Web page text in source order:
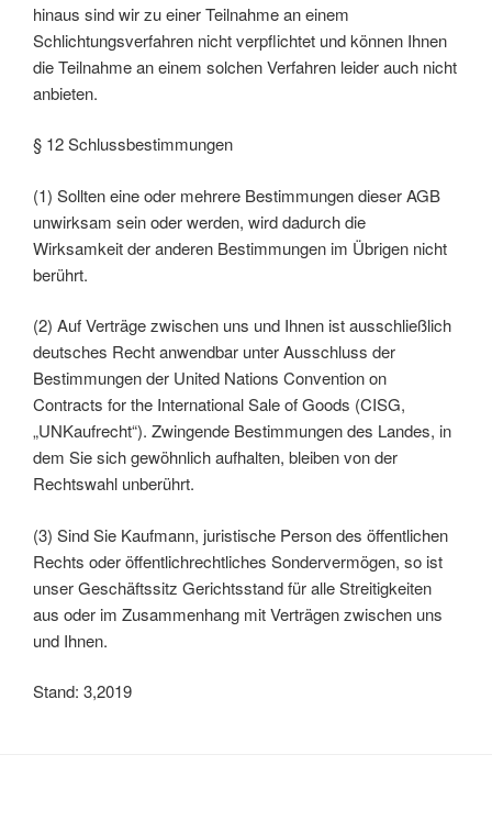
hinaus sind wir zu einer Teilnahme an einem
Schlichtungsverfahren nicht verpflichtet und können Ihnen
die Teilnahme an einem solchen Verfahren leider auch nicht
anbieten.
§ 12 Schlussbestimmungen
(1) Sollten eine oder mehrere Bestimmungen dieser AGB
unwirksam sein oder werden, wird dadurch die
Wirksamkeit der anderen Bestimmungen im Übrigen nicht
berührt.
(2) Auf Verträge zwischen uns und Ihnen ist ausschließlich
deutsches Recht anwendbar unter Ausschluss der
Bestimmungen der United Nations Convention on
Contracts for the International Sale of Goods (CISG,
„UNKaufrecht“). Zwingende Bestimmungen des Landes, in
dem Sie sich gewöhnlich aufhalten, bleiben von der
Rechtswahl unberührt.
(3) Sind Sie Kaufmann, juristische Person des öffentlichen
Rechts oder öffentlichrechtliches Sondervermögen, so ist
unser Geschäftssitz Gerichtsstand für alle Streitigkeiten
aus oder im Zusammenhang mit Verträgen zwischen uns
und Ihnen.
Stand: 3,2019